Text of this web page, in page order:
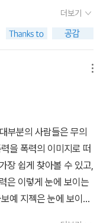
쟁사들을 파산시키거
거래 수법을 동원한
미개발 국가들을 '도
돼 있으며, 공동책임
의 차원에서 이루어
해, 만일 빌 게이츠가
들었지? 부모가 그랬
군인들이?'하고 물었을
오, 당신이 했잖소!'라고
떨까.지젝의 주장은기
무조건적 평화만를 주
은 폭력이 있는지, 그리
적인지를 각 장들을
거쳐 그는 신적 폭력
않고, 상황에 따라 폭
다고 본다. 그에게 신
자들이 맹목적으로 폭
고 실행에 옮기는 것이
의 영역이라 할 수 있
이지도 않고 법보존적
라고 한다.(281)급진적
것이고 어떤 비전을 제
모든 폭력을 부정하는
에 4만5천원이면 파리
의 생명 하나를 희망
사람의 삶을 바꿔 놓을
을 몰랐던 것도 아니고,
랐던 것도 아니지만,
의 눈빛이, 그의 몸짓
다. 착한 청년들의 아
가? (Violence)』는 물
야기로 시작된다. 「매
는 손수레는 샅샅이 검
없었다. 손수레는 언제
고 말이다.1.슬라보예
이란 단어를 들으면
력 시위 등이 그것이
폭력(subjective)이
말한다. 나머지 둘은 객
'존재의 집'이라고 칭
력이다. 다른 하나는
구조적 폭력을 포함한
적 폭력은 ‘정상적’인
력은 ‘정상적’인 상태
폭력을 비판하고 관용
적 폭력이 그것들을 지
더보기
부분의 사람들은 무의
을 폭력의 이미지로 떠
장 쉽게 찾아볼 수 있고,
은 이렇게 눈에 보이는
예 지젝은 눈에 보이는